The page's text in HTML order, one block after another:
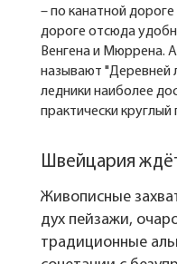
– по канатной
дороге отсюда
Венгена и Мюррена.
называют "Деревней
ледники наиболее
практически круглый
Швейцария
Живописные
дух пейзажи,
традиционные